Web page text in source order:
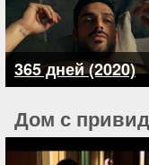
365 дней (2020)
Дом с